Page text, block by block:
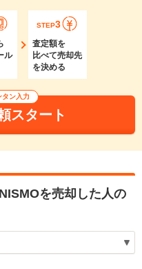
ル
STEP3
査定額を
比べて売却先
を決める
ン入力
スタート
を売却した人の